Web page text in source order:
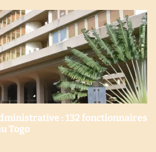
: 132 fonctionnaires
Togo